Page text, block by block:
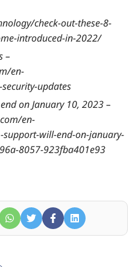
check-out-these-8-
introduced-in-2022/
–
en-
updates
on January 10, 2023 –
en-
will-end-on-january-
8057-923fba401e93